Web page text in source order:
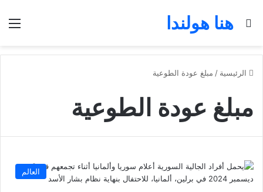
هنا هولندا
بحث عن
الرئيسية / مبلغ عودة الطوعية
مبلغ عودة الطوعية
العالم